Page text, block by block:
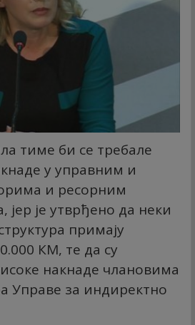
тиме би се требале
у управним и
и ресорним
је утврђено да неки
примају
КМ, те да су
накнаде члановима
Управе за индиректно